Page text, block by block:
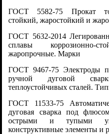
ГОСТ 5582-75 Прокат
стойкий, жаростойкий и
ГОСТ 5632-2014
сплавы коррозионно-
жаропрочные. Марки
ГОСТ 9467-75 Электроды
ручной дуговой
теплоустойчивых сталей.
ГОСТ 11533-75
дуговая сварка под
острыми и тупыми
конструктивные элементы и